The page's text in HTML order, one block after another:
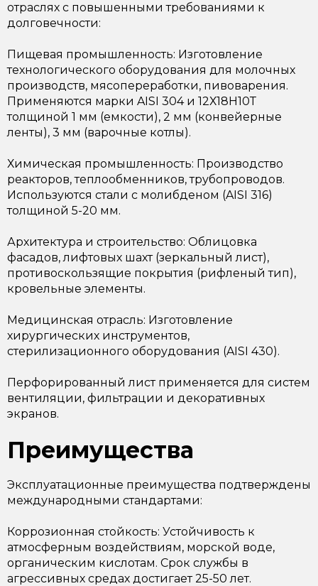
отраслях с повышенными требованиями к
долговечности:
Пищевая промышленность: Изготовление
технологического оборудования для молочных
производств, мясопереработки, пивоварения.
Применяются марки AISI 304 и 12Х18Н10Т
толщиной 1 мм (емкости), 2 мм (конвейерные
ленты), 3 мм (варочные котлы).
Химическая промышленность: Производство
реакторов, теплообменников, трубопроводов.
Используются стали с молибденом (AISI 316)
толщиной 5-20 мм.
Архитектура и строительство: Облицовка
фасадов, лифтовых шахт (зеркальный лист),
противоскользящие покрытия (рифленый тип),
кровельные элементы.
Медицинская отрасль: Изготовление
хирургических инструментов,
стерилизационного оборудования (AISI 430).
Перфорированный лист применяется для систем
вентиляции, фильтрации и декоративных
экранов.
Преимущества
Эксплуатационные преимущества подтверждены
международными стандартами:
Коррозионная стойкость: Устойчивость к
атмосферным воздействиям, морской воде,
органическим кислотам. Срок службы в
агрессивных средах достигает 25-50 лет.